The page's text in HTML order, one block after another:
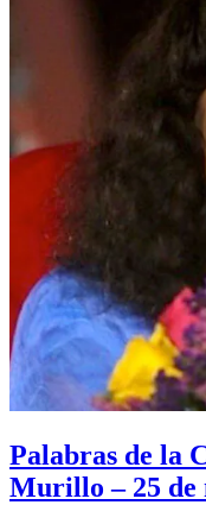
Palabras de la
Murillo – 25 de